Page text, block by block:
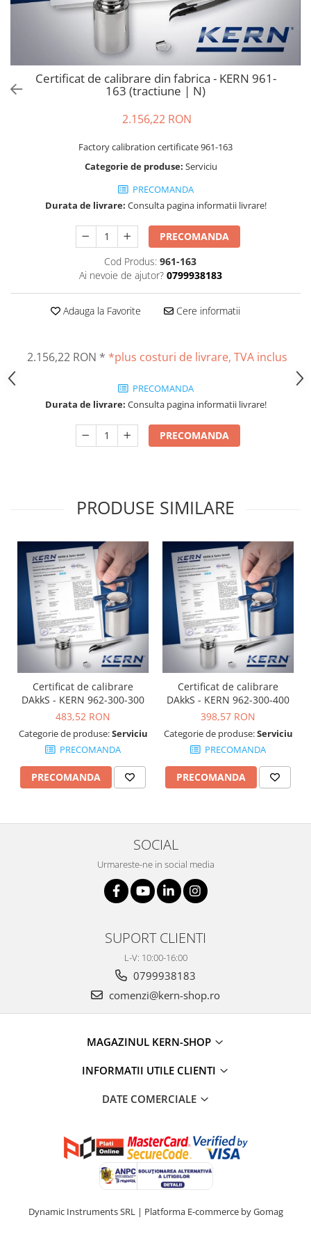
Cantare de banc
Cantare de numarare
Cantare drive-through
Cantare pentru paleti
Punti de cantarire
Cantare medicale
Cantar cu balustrada
Cantare cu platforma pentru
Cantare cu scaun
Cantare personale
Dinamometre de mana
Masurare dimensiuni corporale
Greutati de testare
Accesorii greutati
Cutii din aluminiu
Cutii din lemn
Cutii din plastic
Cutii pentru clean room
Cutii din POM
Seturi de greutati
OIML E1
OIML E2
OIML F1
OIML M1
OIML M2
Greutati individuale
OIML E2
Greutati newtoniene
Instrumente de masurare
Celule masurare masa
Senzori de cuplu
Durometre pentru metale (UCI)
Durometre pentru plastic (Shore)
Componente pentru masurare
Masurare forta
Certificat de calibrare din fabrica - KERN 961-
163 (tractiune | N)
2.156,22 RON
Factory calibration certificate 961-163
Categorie de produse: Serviciu
PRECOMANDA
Durata de livrare: Consulta pagina informatii livrare!
PRECOMANDA
Cod Produs: 961-163
Ai nevoie de ajutor? 0799938183
Adauga la Favorite Cere informatii
2.156,22 RON * *plus costuri de livrare, TVA inclus
PRECOMANDA
Durata de livrare: Consulta pagina informatii livrare!
PRECOMANDA
PRODUSE SIMILARE
Certificat de calibrare
DAkkS - KERN 962-300-300
483,52 RON
Categorie de produse:Serviciu
PRECOMANDA
PRECOMANDA
Certificat de calibrare
DAkkS - KERN 962-300-400
398,57 RON
Categorie de produse:Serviciu
PRECOMANDA
PRECOMANDA
SOCIAL
Urmareste-ne in social media
SUPORT CLIENTI
L-V: 10:00-16:00
0799938183
comenzi@kern-shop.ro
MAGAZINUL KERN-SHOP
INFORMATII UTILE CLIENTI
DATE COMERCIALE
Dynamic Instruments SRL | Platforma E-commerce by Gomag